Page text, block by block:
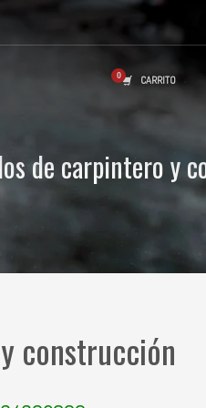
CARRITO
de carpintero y
construcción